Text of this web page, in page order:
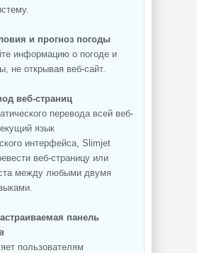
и прогноз погоды
информацию о погоде и
не открывая веб-сайт.
веб-страниц
перевода всей веб-
язык
интерфейса, Slimjet
веб-страницу или
между любыми двумя
панель
пользователям